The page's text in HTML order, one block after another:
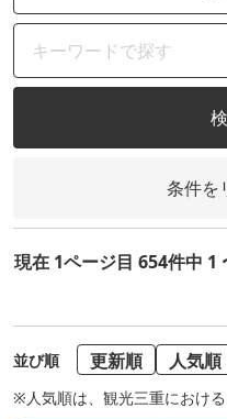
条件を
現在 1ページ目 654件中 1
並び順 更新順 人気順
※人気順は、観光三重におけ